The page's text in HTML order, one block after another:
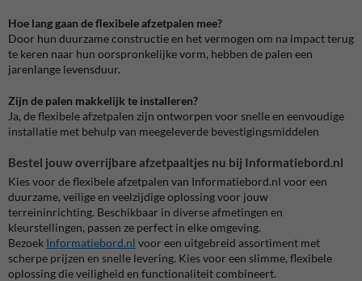
Hoe lang gaan de flexibele afzetpalen mee?
Door hun duurzame constructie en het vermogen om na impact terug
te keren naar hun oorspronkelijke vorm, hebben de palen een
jarenlange levensduur.
Zijn de palen makkelijk te installeren?
Ja, de flexibele afzetpalen zijn ontworpen voor snelle en eenvoudige
installatie met behulp van meegeleverde bevestigingsmiddelen
Bestel jouw overrijbare afzetpaaltjes nu bij Informatiebord.nl
Kies voor de flexibele afzetpalen van Informatiebord.nl voor een
duurzame, veilige en veelzijdige oplossing voor jouw
terreininrichting. Beschikbaar in diverse afmetingen en
kleurstellingen, passen ze perfect in elke omgeving.
Bezoek Informatiebord.nl voor een uitgebreid assortiment met
scherpe prijzen en snelle levering. Kies voor een slimme, flexibele
oplossing die veiligheid en functionaliteit combineert.